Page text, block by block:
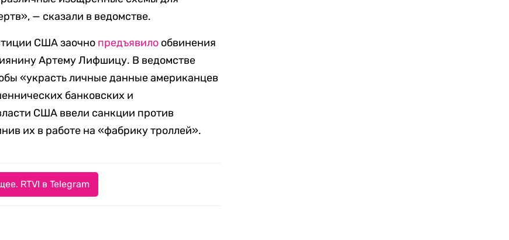
— сказали в ведомстве.
США заочно предъявило обвинения
Артему Лифшицу. В ведомстве
«украсть личные данные американцев
банковских и
США ввели санкции против
их в работе на «фабрику троллей».
RTVI в Telegram